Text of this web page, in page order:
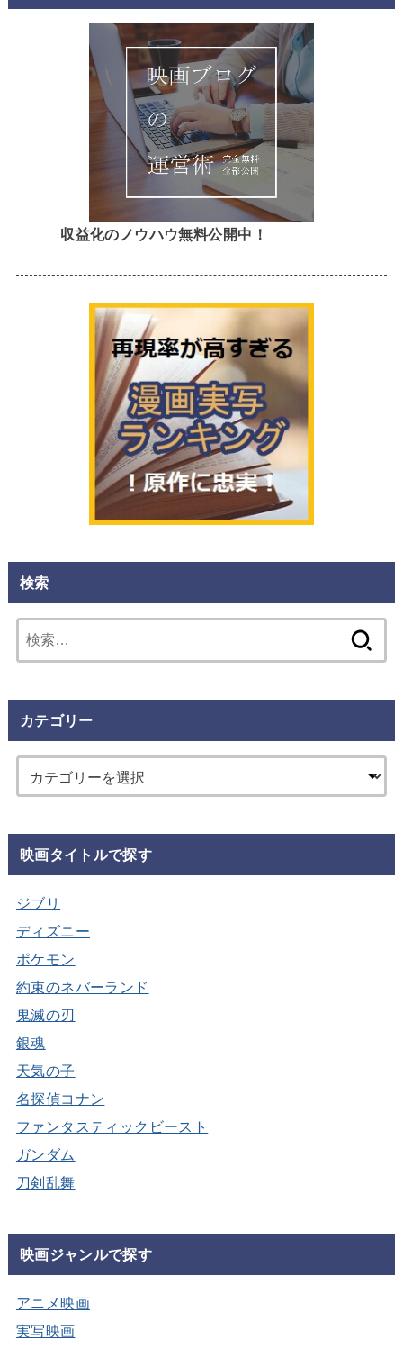
収益化のノウハウ無料公開中！
検索
索:
カテゴリー
映画タイトルで探す
ジブリ
ディズニー
ポケモン
約束のネバーランド
鬼滅の刃
銀魂
天気の子
名探偵コナン
ファンタスティックビースト
ガンダム
刀剣乱舞
映画ジャンルで探す
アニメ映画
実写映画